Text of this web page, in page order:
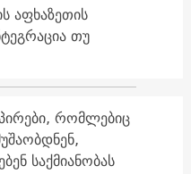
აფხაზეთის
თუ
რომლებიც
საქმიანობას